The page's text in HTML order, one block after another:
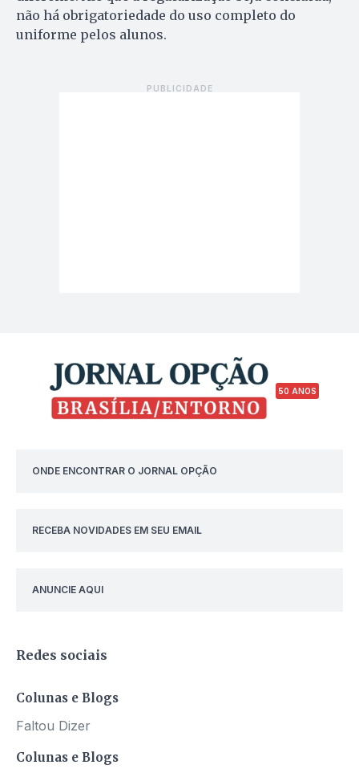
não há obrigatoriedade do uso completo do
uniforme pelos alunos.
50 ANOS
ONDE ENCONTRAR O JORNAL OPÇÃO
RECEBA NOVIDADES EM SEU EMAIL
ANUNCIE AQUI
Redes sociais
Colunas e Blogs
Faltou Dizer
Colunas e Blogs